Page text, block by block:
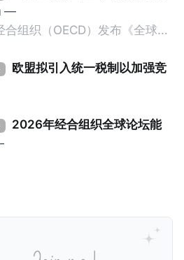
—
组织（OECD）发布《全球最
Global Minimum Tax
，为各国税务机关和政策制
线图，以确保全球最低税规则
个司法管辖区支付至少15%的
要目标是协助税务机关建立稳
欧盟拟引入统一税制以加强竞
2026年经合组织全球论坛能